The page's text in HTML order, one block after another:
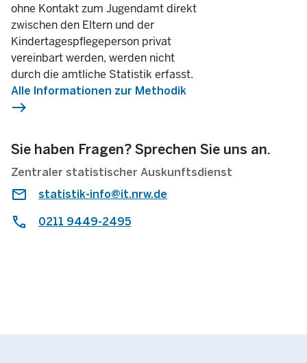
nicht verwandt
darunter (von Kindern in Kindertagespflege insgesamt)
ausländisches Herkunftsland
mindestens eines Elternteils
nicht deutsch gesprochen
Besuchsquote1)im Alter von … bis unter … Jahren
ohne Kontakt zum Jugendamt direkt
zwischen den Eltern und der
Kindertagespflegeperson privat
vereinbart werden, werden nicht
durch die amtliche Statistik erfasst.
Alle Informationen zur Methodik
east
Sie haben Fragen? Sprechen Sie uns an.
Zentraler statistischer Auskunftsdienst
statistik-info@it.nrw.de
0211 9449-2495